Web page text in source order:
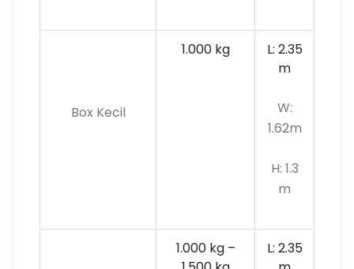
Box Kecil
1.000 kg
L: 2.35
m
W:
1.62m
H: 1.3
m
1.000 kg –
L: 2.35